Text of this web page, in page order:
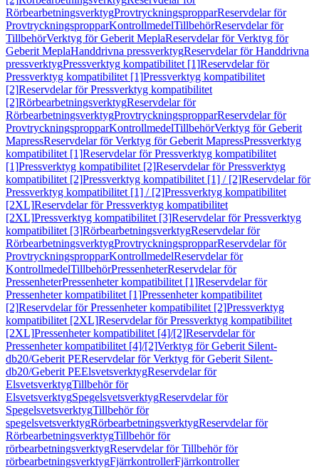
RörbearbetningsverktygProvtryckningspropparReservdelar för
ProvtryckningspropparKontrollmedelTillbehörReservdelar för
TillbehörVerktyg för Geberit MeplaReservdelar för Verktyg för
Geberit MeplaHanddrivna pressverktygReservdelar för Handdrivna
pressverktygPressverktyg kompatibilitet [1]Reservdelar för
Pressverktyg kompatibilitet [1]Pressverktyg kompatibilitet
[2]Reservdelar för Pressverktyg kompatibilitet
[2]RörbearbetningsverktygReservdelar för
RörbearbetningsverktygProvtryckningspropparReservdelar för
ProvtryckningspropparKontrollmedelTillbehörVerktyg för Geberit
MapressReservdelar för Verktyg för Geberit MapressPressverktyg
kompatibilitet [1]Reservdelar för Pressverktyg kompatibilitet
[1]Pressverktyg kompatibilitet [2]Reservdelar för Pressverktyg
kompatibilitet [2]Pressverktyg kompatibilitet [1] / [2]Reservdelar för
Pressverktyg kompatibilitet [1] / [2]Pressverktyg kompatibilitet
[2XL]Reservdelar för Pressverktyg kompatibilitet
[2XL]Pressverktyg kompatibilitet [3]Reservdelar för Pressverktyg
kompatibilitet [3]RörbearbetningsverktygReservdelar för
RörbearbetningsverktygProvtryckningspropparReservdelar för
ProvtryckningspropparKontrollmedelReservdelar för
KontrollmedelTillbehörPressenheterReservdelar för
PressenheterPressenheter kompatibilitet [1]Reservdelar för
Pressenheter kompatibilitet [1]Pressenheter kompatibilitet
[2]Reservdelar för Pressenheter kompatibilitet [2]Pressverktyg
kompatibilitet [2XL]Reservdelar för Pressverktyg kompatibilitet
[2XL]Pressenheter kompatibilitet [4]/[2]Reservdelar för
Pressenheter kompatibilitet [4]/[2]Verktyg för Geberit Silent-
db20/Geberit PEReservdelar för Verktyg för Geberit Silent-
db20/Geberit PEElsvetsverktygReservdelar för
ElsvetsverktygTillbehör för
ElsvetsverktygSpegelsvetsverktygReservdelar för
SpegelsvetsverktygTillbehör för
spegelsvetsverktygRörbearbetningsverktygReservdelar för
RörbearbetningsverktygTillbehör för
rörbearbetningsverktygReservdelar för Tillbehör för
rörbearbetningsverktygFjärrkontrollerFjärrkontroller